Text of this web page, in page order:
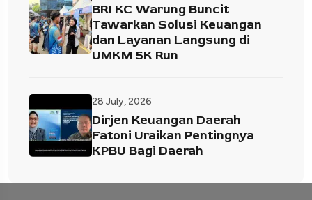
BRI KC Warung Buncit
Tawarkan Solusi Keuangan
dan Layanan Langsung di
UMKM 5K Run
28 July, 2026
Dirjen Keuangan Daerah
Fatoni Uraikan Pentingnya
KPBU Bagi Daerah